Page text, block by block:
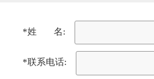
*姓 名:
*联系电话: